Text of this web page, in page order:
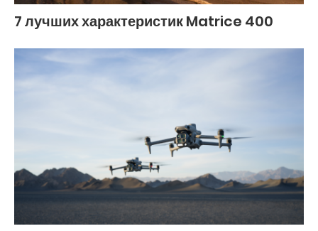
7 лучших характеристик Matrice 400